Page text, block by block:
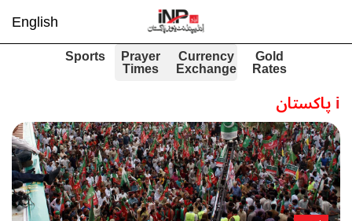
English
Gold
Rates
Currency
Exchange
Prayer
Times
Sports
iپاکستان